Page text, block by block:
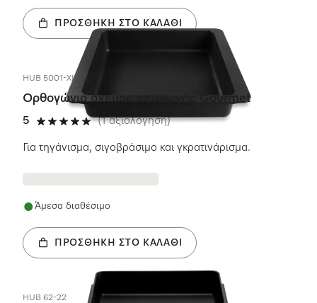
ΠΡΟΣΘΉΚΗ ΣΤΟ ΚΑΛΆΘΙ
HUB 5001-XL
Ορθογώνιο σκεύος επαγωγής Gourmet
5
5 αστέρια από 5
(1 αξιολόγηση)
Για τηγάνισμα, σιγοβράσιμο και γκρατινάρισμα.
Άμεσα διαθέσιμο
ΠΡΟΣΘΉΚΗ ΣΤΟ ΚΑΛΆΘΙ
HUB 62-22